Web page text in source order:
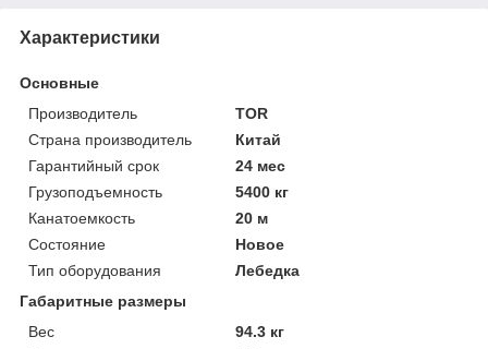
Характеристики
Основные
Производитель
TOR
Страна производитель
Китай
Гарантийный срок
24 мес
Грузоподъемность
5400 кг
Канатоемкость
20 м
Состояние
Новое
Тип оборудования
Лебедка
Габаритные размеры
Вес
94.3 кг